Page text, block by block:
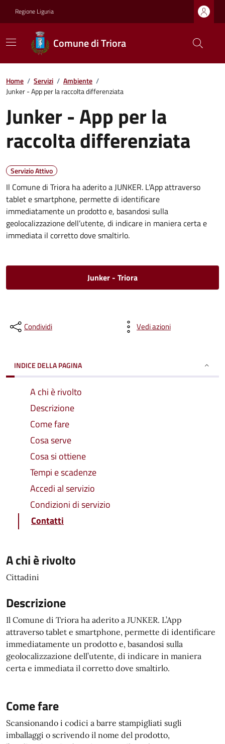
Regione Liguria
Comune di Triora
Home / Servizi / Ambiente /
Junker - App per la raccolta differenziata
Junker - App per la
raccolta differenziata
Servizio Attivo
Il Comune di Triora ha aderito a JUNKER. L’App attraverso
tablet e smartphone, permette di identificare
immediatamente un prodotto e, basandosi sulla
geolocalizzazione dell’utente, di indicare in maniera certa e
immediata il corretto dove smaltirlo.
Junker - Triora
Condividi Vedi azioni
INDICE DELLA PAGINA
A chi è rivolto
Descrizione
Come fare
Cosa serve
Cosa si ottiene
Tempi e scadenze
Accedi al servizio
Condizioni di servizio
Contatti
A chi è rivolto
Cittadini
Descrizione
Il Comune di Triora ha aderito a JUNKER. L’App
attraverso tablet e smartphone, permette di identificare
immediatamente un prodotto e, basandosi sulla
geolocalizzazione dell’utente, di indicare in maniera
certa e immediata il corretto dove smaltirlo.
Come fare
Scansionando i codici a barre stampigliati sugli
imballaggi o scrivendo il nome del prodotto,